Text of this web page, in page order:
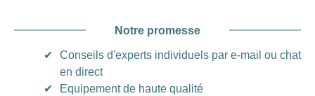
Notre promesse
✔
Conseils d'experts individuels par e-mail ou chat
en direct
✔
Equipement de haute qualité